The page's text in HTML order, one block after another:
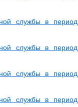
службы в период
службы в период
службы в период
службы в период